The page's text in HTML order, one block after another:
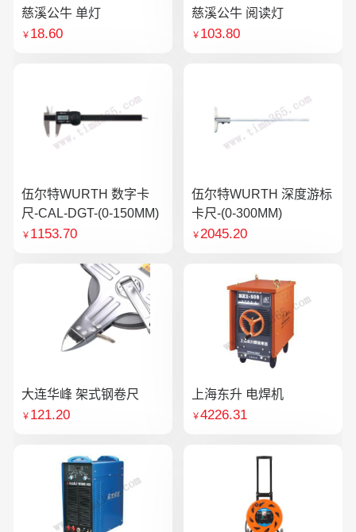
慈溪公牛 单灯
￥ 18.60
慈溪公牛 阅读灯
￥ 103.80
伍尔特WURTH 数字卡
尺-CAL-DGT-(0-150MM)
￥ 1153.70
伍尔特WURTH 深度游标
卡尺-(0-300MM)
￥2045.20
大连华峰 架式钢卷尺
￥ 121.20
上海东升 电焊机
￥4226.31